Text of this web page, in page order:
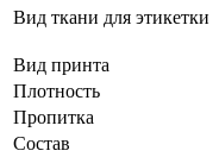
Вид ткани для этикетки
Вид принта
Плотность
Пропитка
Состав